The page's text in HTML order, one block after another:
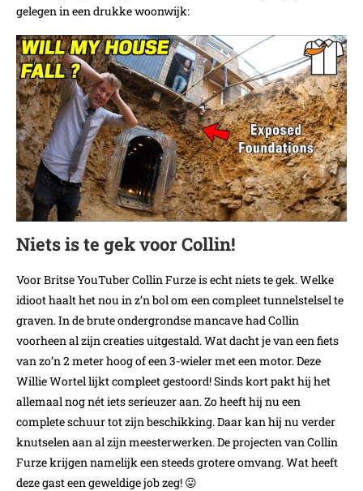
gelegen in een drukke woonwijk:
Niets is te gek voor Collin!
Voor Britse YouTuber Collin Furze is echt niets te gek. Welke
idioot haalt het nou in z’n bol om een compleet tunnelstelsel te
graven. In de brute ondergrondse mancave had Collin
voorheen al zijn creaties uitgestald. Wat dacht je van een fiets
van zo’n 2 meter hoog of een 3-wieler met een motor. Deze
Willie Wortel lijkt compleet gestoord! Sinds kort pakt hij het
allemaal nog nét iets serieuzer aan. Zo heeft hij nu een
complete schuur tot zijn beschikking. Daar kan hij nu verder
knutselen aan al zijn meesterwerken. De projecten van Collin
Furze krijgen namelijk een steeds grotere omvang. Wat heeft
deze gast een geweldige job zeg! 😛